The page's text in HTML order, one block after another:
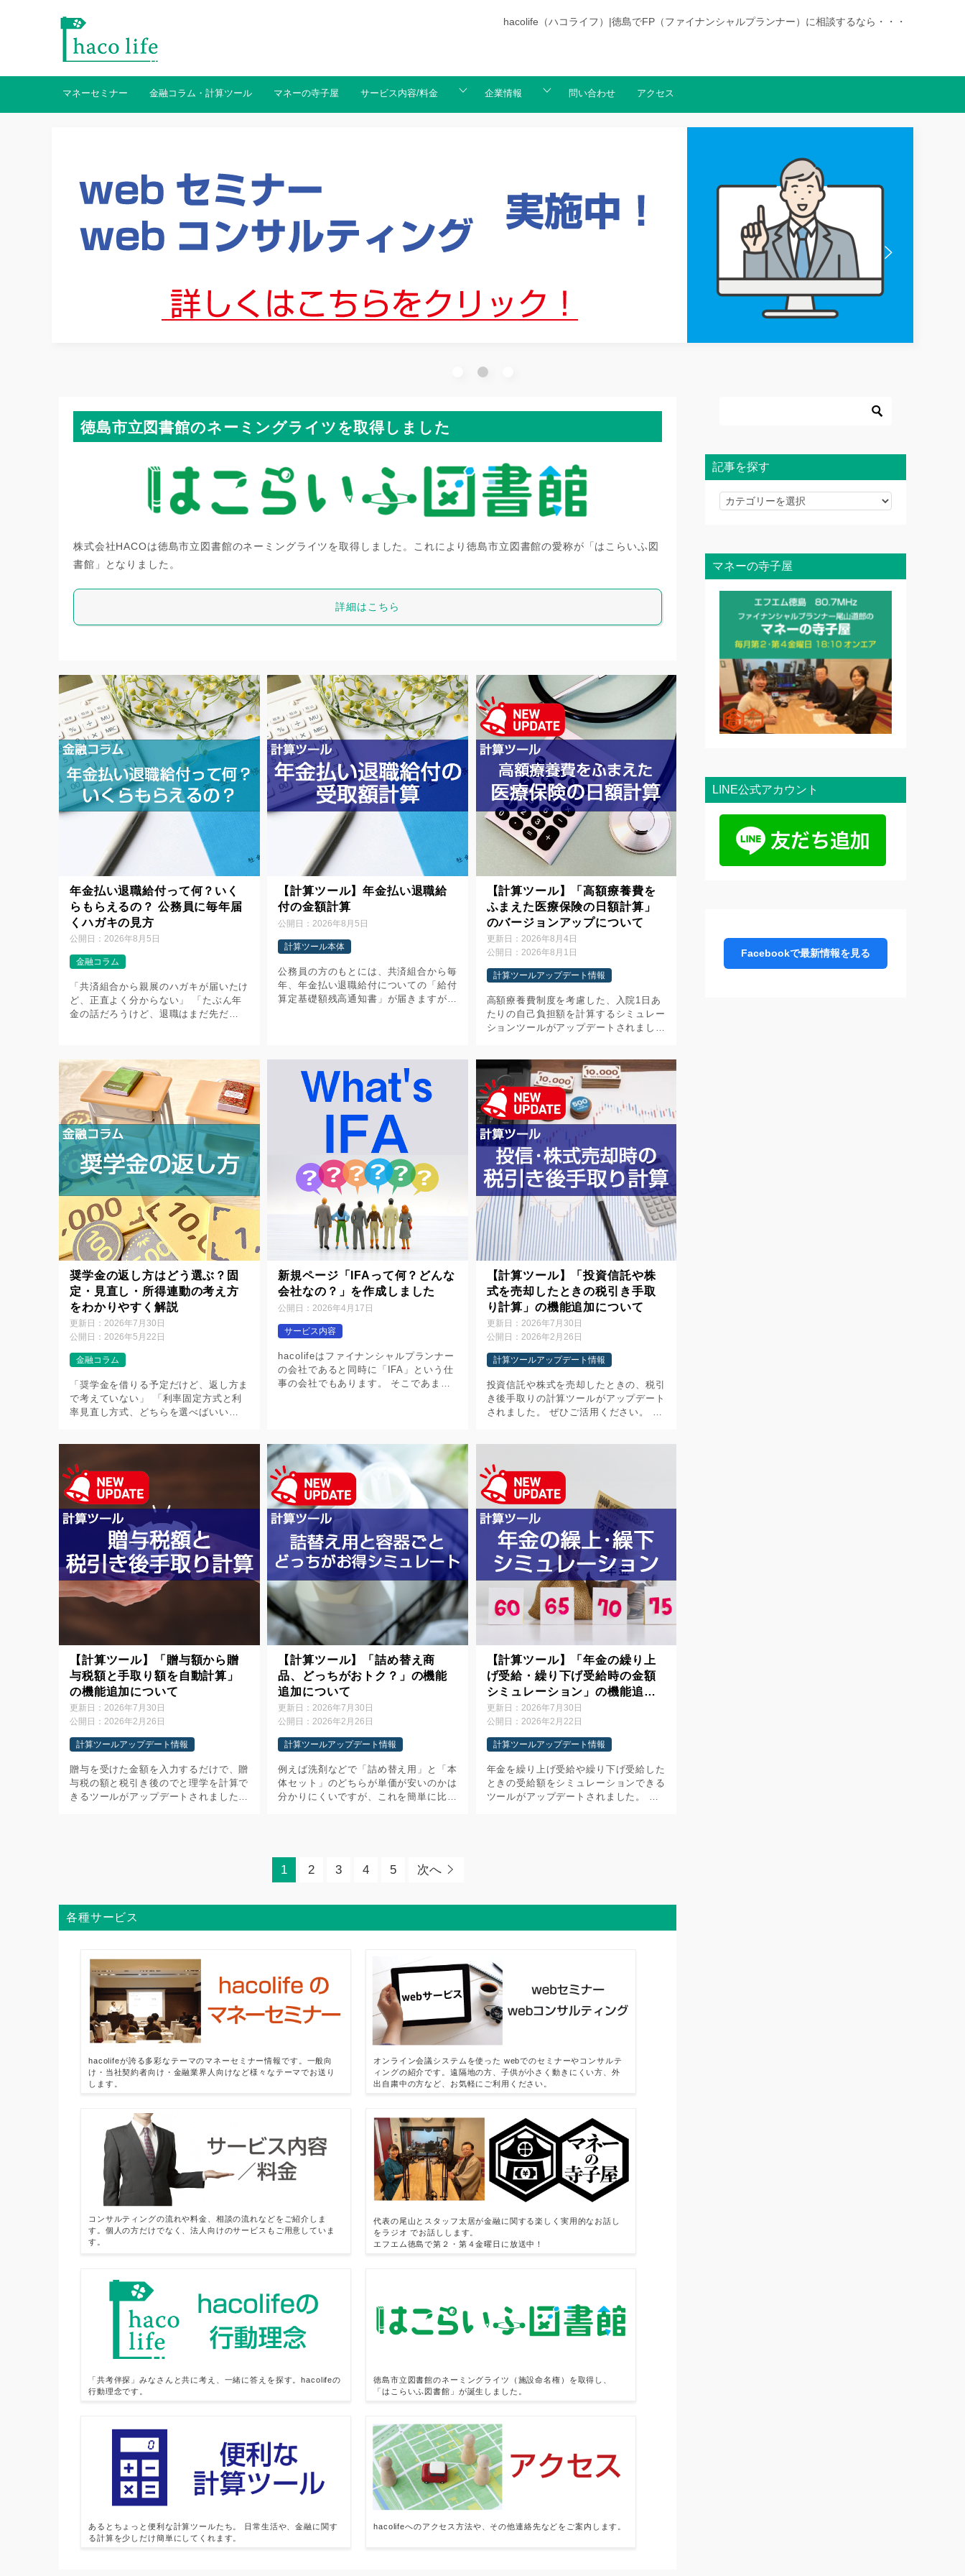
hacolife（ハコライフ）|徳島でFP（ファイナンシャルプランナー）に相談するなら・・・
マネーセミナー 金融コラム・計算ツール マネーの寺子屋 サービス内容/料金 企業情報 問い合わせ アクセス
徳島市立図書館のネーミングライツを取得しました
株式会社HACOは徳島市立図書館のネーミングライツを取得しました。これにより徳島市立図書館の愛称が「はこらいふ図
書館」となりました。
詳細はこちら
年金払い退職給付って何？いく
らもらえるの？ 公務員に毎年届
くハガキの見方
公開日： 2026年8月5日
金融コラム
「共済組合から親展のハガキが届いたけ
ど、正直よく分からない」 「たぶん年
金の話だろうけど、退職はまだ先だ
あります […]
【計算ツール】年金払い退職給
付の金額計算
公開日：2026年8月5日
計算ツール本体
公務員の方のもとには、共済組合から毎
年、年金払い退職給付についての「給付
算定基礎額残高通知書」が届きますが、
【計算ツール】「高額療養費を
ふまえた医療保険の日額計算」
のバージョンアップについて
更新日： 2026年8月4日
公開日： 2026年8月1日
計算ツールアップデート情報
高額療養費制度を考慮した、入院1日あ
たりの自己負担額を計算するシミュレー
ションツールがアップデートされまし
2026/8/1からの制度改正により、負担
[…]
奨学金の返し方はどう選ぶ？固
定・見直し・所得連動の考え方
をわかりやすく解説
更新日： 2026年7月30日
公開日： 2026年5月22日
金融コラム
「奨学金を借りる予定だけど、返し方ま
で考えていない」 「利率固定方式と利
率見直し方式、どちらを選べばいい
てくれる大切 […]
新規ページ「IFAって何？どんな
会社なの？」を作成しました
公開日：2026年4月17日
サービス内容
hacolifeはファイナンシャルプランナー
の会社であると同時に「IFA」という仕
事の会社でもあります。 そこであまり
【計算ツール】「投資信託や株
式を売却したときの税引き手取
り計算」の機能追加について
更新日： 2026年7月30日
公開日： 2026年2月26日
計算ツールアップデート情報
投資信託や株式を売却したときの、税引
き後手取りの計算ツールがアップデート
されました。 ぜひご活用ください。
[…]
【計算ツール】「贈与額から贈
与税額と手取り額を自動計算」
の機能追加について
更新日： 2026年7月30日
公開日： 2026年2月26日
計算ツールアップデート情報
贈与を受けた金額を入力するだけで、贈
与税の額と税引き後のでと理学を計算で
きるツールがアップデートされました。
【計算ツール】「詰め替え商
品、どっちがおトク？」の機能
追加について
更新日：2026年7月30日
公開日：2026年2月26日
計算ツールアップデート情報
例えば洗剤などで「詰め替え用」と「本
体セット」のどちらが単価が安いのかは
分かりにくいですが、これを簡単に比較
【計算ツール】「年金の繰り上
げ受給・繰り下げ受給時の金額
シミュレーション」の機能追加
について
更新日： 2026年7月30日
公開日： 2026年2月22日
計算ツールアップデート情報
年金を繰り上げ受給や繰り下げ受給した
ときの受給額をシミュレーションできる
ツールがアップデートされました。 ぜ
1 2 3 4 5 次へ
各種サービス
hacolifeが誇る多彩なテーマのマネーセミナー情報です。一般向
け・当社契約者向け・金融業界人向けなど様々なテーマでお送り
します。
オンライン会議システムを使った webでのセミナーやコンサルテ
ィングの紹介です。遠隔地の方、子供が小さく動きにくい方、外
出自粛中の方など、お気軽にご利用ください。
コンサルティングの流れや料金、相談の流れなどをご紹介しま
す。個人の方だけでなく、法人向けのサービスもご用意していま
す。
代表の尾山とスタッフ太居が金融に関する楽しく実用的なお話し
をラジオ でお話しします。
エフエム徳島で第２・第４金曜日に放送中！
「共考伴探」みなさんと共に考え、一緒に答えを探す。hacolifeの
行動理念です。
徳島市立図書館のネーミングライツ（施設命名権）を取得し、
「はこらいふ図書館」が誕生しました。
あるとちょっと便利な計算ツールたち。 日常生活や、金融に関す
る計算を少しだけ簡単にしてくれます。
hacolifeへのアクセス方法や、その他連絡先などをご案内します。
記事を探す
記
探
す
マネーの寺子屋
LINE公式アカウント
Facebookで最新情報を見る